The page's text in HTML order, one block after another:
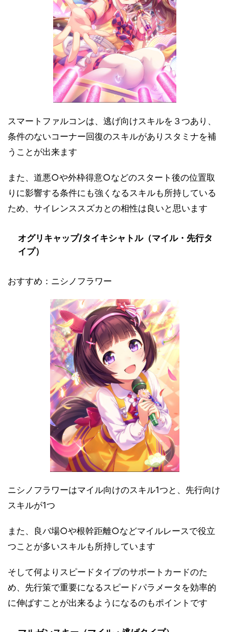
スマートファルコンは、逃げ向けスキルを３つあり、
条件のないコーナー回復のスキルがありスタミナを補
うことが出来ます
また、道悪○や外枠得意○などのスタート後の位置取
りに影響する条件にも強くなるスキルも所持している
ため、サイレンススズカとの相性は良いと思います
オグリキャップ/タイキシャトル（マイル・先行タ
イプ）
おすすめ：ニシノフラワー
ニシノフラワーはマイル向けのスキル1つと、先行向け
スキルが1つ
また、良バ場○や根幹距離○などマイルレースで役立
つことが多いスキルも所持しています
そして何よりスピードタイプのサポートカードのた
め、先行策で重要になるスピードパラメータを効率的
に伸ばすことが出来るようになるのもポイントです